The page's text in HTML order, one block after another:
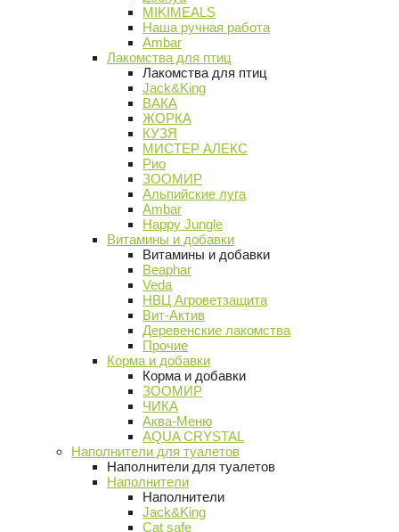
MIKIMEALS
Наша ручная работа
Ambar
Лакомства для птиц
Лакомства для птиц
Jack&King
ВАКА
ЖОРКА
КУЗЯ
МИСТЕР АЛЕКС
Рио
ЗООМИР
Альпийские луга
Ambar
Happy Jungle
Витамины и добавки
Витамины и добавки
Beaphar
Veda
НВЦ Агроветзащита
Вит-Актив
Деревенские лакомства
Прочие
Корма и добавки
Корма и добавки
ЗООМИР
ЧИКА
Аква-Меню
AQUA CRYSTAL
Наполнители для туалетов
Наполнители для туалетов
Наполнители
Наполнители
Jack&King
Cat safe